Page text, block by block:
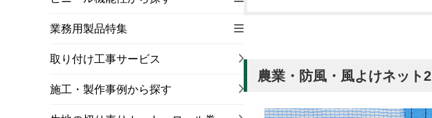
農業・防風・風よけネット
業務用製品特集
取り付け工事サービス
施工・製作事例から探す